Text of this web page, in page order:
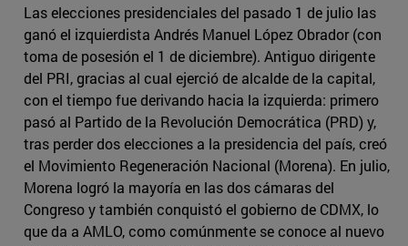
Las elecciones presidenciales del pasado 1 de julio las
ganó el izquierdista Andrés Manuel López Obrador (con
toma de posesión el 1 de diciembre). Antiguo dirigente
del PRI, gracias al cual ejerció de alcalde de la capital,
con el tiempo fue derivando hacia la izquierda: primero
pasó al Partido de la Revolución Democrática (PRD) y,
tras perder dos elecciones a la presidencia del país, creó
el Movimiento Regeneración Nacional (Morena). En julio,
Morena logró la mayoría en las dos cámaras del
Congreso y también conquistó el gobierno de CDMX, lo
que da a AMLO, como comúnmente se conoce al nuevo